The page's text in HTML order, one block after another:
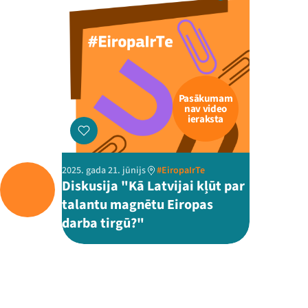
Pasākumam
nav video
ieraksta
2025. gada 21. jūnijs #EiropaIrTe
Diskusija "Kā Latvijai kļūt par
talantu magnētu Eiropas
darba tirgū?"